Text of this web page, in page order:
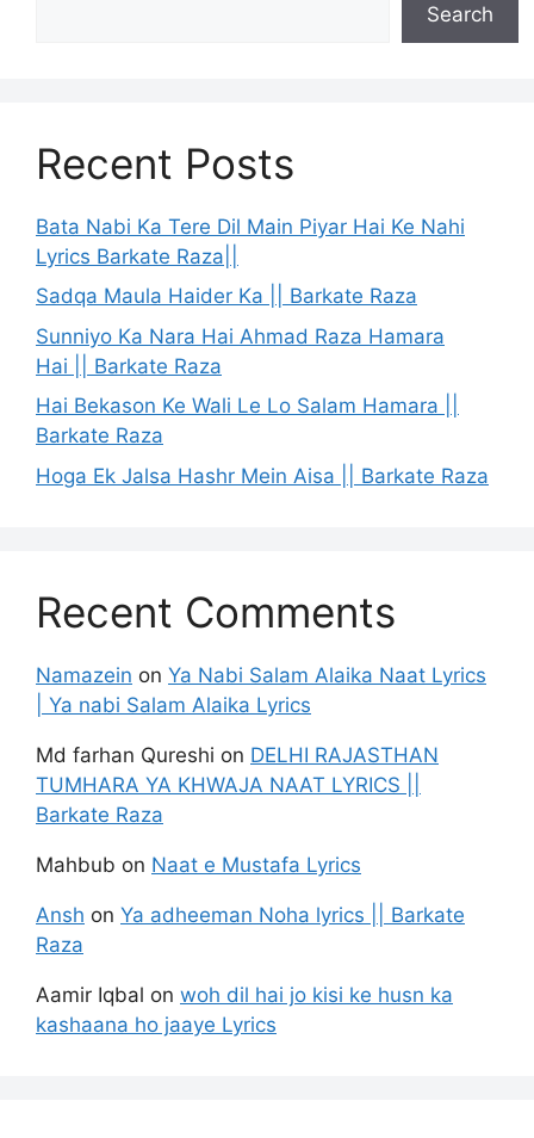
Search
Recent Posts
Bata Nabi Ka Tere Dil Main Piyar Hai Ke Nahi
Lyrics Barkate Raza||
Sadqa Maula Haider Ka || Barkate Raza
Sunniyo Ka Nara Hai Ahmad Raza Hamara
Hai || Barkate Raza
Hai Bekason Ke Wali Le Lo Salam Hamara ||
Barkate Raza
Hoga Ek Jalsa Hashr Mein Aisa || Barkate Raza
Recent Comments
Namazein on Ya Nabi Salam Alaika Naat Lyrics
| Ya nabi Salam Alaika Lyrics
Md farhan Qureshi on DELHI RAJASTHAN
TUMHARA YA KHWAJA NAAT LYRICS ||
Barkate Raza
Mahbub on Naat e Mustafa Lyrics
Ansh on Ya adheeman Noha lyrics || Barkate
Raza
Aamir Iqbal on woh dil hai jo kisi ke husn ka
kashaana ho jaaye Lyrics